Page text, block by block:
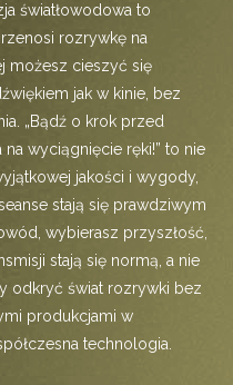
światłowodowa to
rozrywkę na
możesz cieszyć się
jak w kinie, bez
„Bądź o krok przed
wyciągnięcie ręki!” to nie
jakości i wygody,
stają się prawdziwym
wybierasz przyszłość,
stają się normą, a nie
odkryć świat rozrywki bez
produkcjami w
technologia.